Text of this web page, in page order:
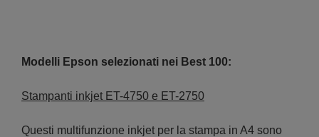
Modelli Epson selezionati nei Best 100:
Stampanti inkjet ET-4750 e ET-2750
Questi multifunzione inkjet per la stampa in A4 sono